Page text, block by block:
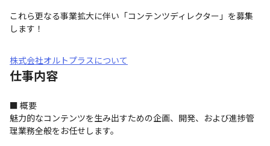
これら更なる事業拡大に伴い「コンテンツディレクター」を募集
します！
株式会社オルトプラスについて
仕事内容
■ 概要
魅力的なコンテンツを生み出すための企画、開発、および進捗管
理業務全般をお任せします。